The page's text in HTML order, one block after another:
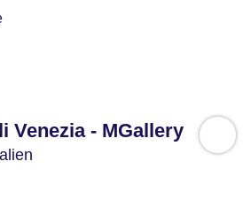
Venezia - MGallery